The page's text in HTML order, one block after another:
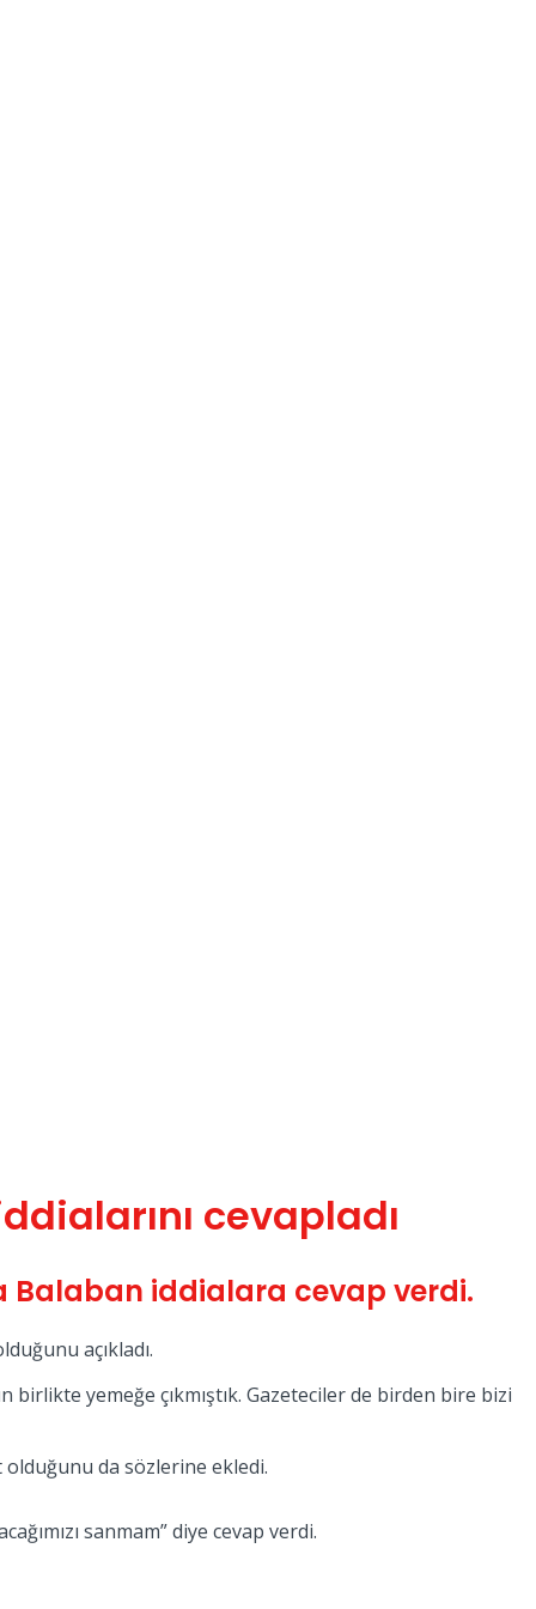
cevapladı
Balaban iddialara cevap verdi.
açıkladı.
birlikte yemeğe çıkmıştık. Gazeteciler de birden bire bizi
da sözlerine ekledi.
sanmam” diye cevap verdi.